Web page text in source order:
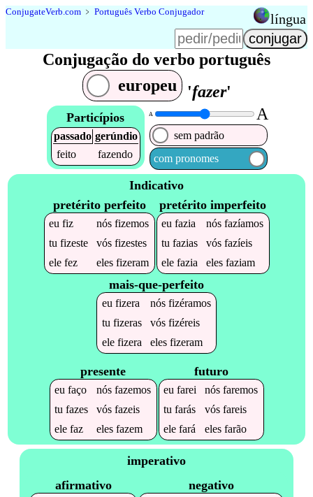
ConjugateVerb.com ﹥ Português Verbo Conjugador língua
Conjugação do verbo português
europeu
'fazer'
Particípios
passado gerúndio
feito
fazendo
A A
sem padrão
com pronomes
Indicativo
pretérito perfeito
eufiz nósfizemos
tufizeste vósfizestes
elefez elesfizeram
pretérito imperfeito
eufazia nósfazíamos
tufazias vósfazíeis
elefazia elesfaziam
mais-que-perfeito
eu fizera nós fizéramos
tu fizeras vós fizéreis
ele fizera eles fizeram
presente
eufaço nósfazemos
tufazes vósfazeis
elefaz elesfazem
futuro
eufarei nósfaremos
tufarás vósfareis
elefará elesfarão
imperativo
afirmativo
negativo